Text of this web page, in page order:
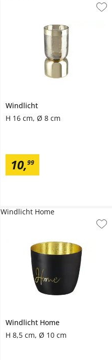
Windlicht
H 16 cm, Ø 8 cm
10,99
Windlicht Home
H 8,5 cm, Ø 10 cm
Windlicht Home